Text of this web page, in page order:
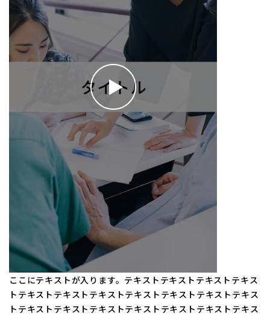
ここにテキストが入ります。テキストテキストテキストテキス
トテキストテキストテキストテキストテキストテキストテキス
トテキストテキストテキストテキストテキストテキストテキス